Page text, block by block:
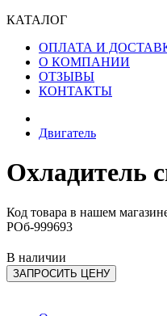
КАТАЛОГ
ОПЛАТА И
О КОМПАНИИ
ОТЗЫВЫ
КОНТАКТЫ
Двигатель
Охладитель
Код товара в нашем
РОб-999693
В наличии
ЗАПРОСИТЬ ЦЕНУ